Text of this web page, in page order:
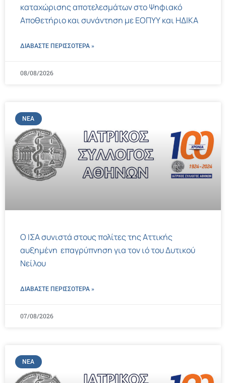
καταχώρισης αποτελεσμάτων στο Ψηφιακό
Αποθετήριο και συνάντηση με ΕΟΠΥΥ και ΗΔΙΚΑ
ΔΙΑΒΑΣΤΕ ΠΕΡΙΣΣΌΤΕΡΑ »
08/08/2026
ΝΈΑ
Ο ΙΣΑ συνιστά στους πολίτες της Αττικής
αυξημένη επαγρύπνηση για τον ιό του Δυτικού
Νείλου
ΔΙΑΒΑΣΤΕ ΠΕΡΙΣΣΌΤΕΡΑ »
07/08/2026
ΝΈΑ